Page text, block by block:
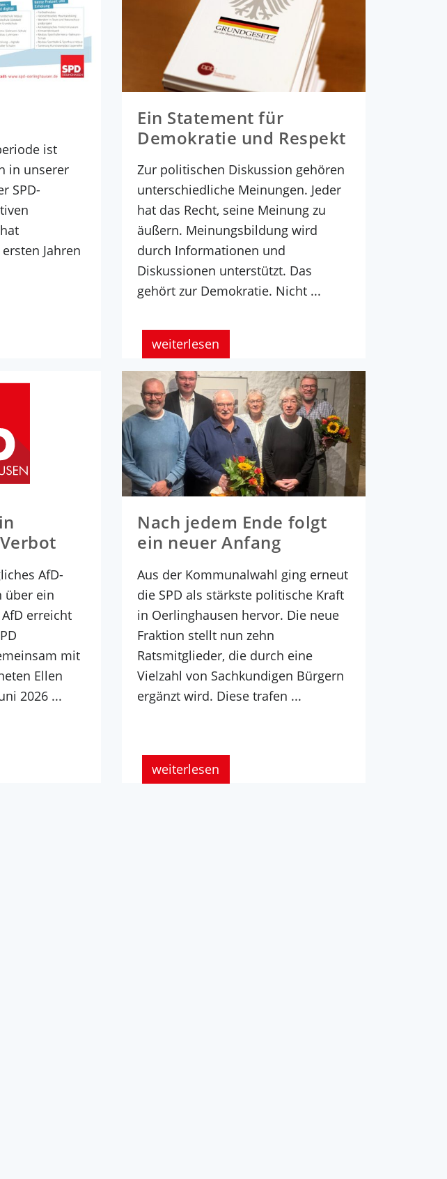
ist
in unserer
SPD-
Jahren
Ein Statement für
Demokratie und Respekt
Zur politischen Diskussion gehören
unterschiedliche Meinungen. Jeder
hat das Recht, seine Meinung zu
äußern. Meinungsbildung wird
durch Informationen und
Diskussionen unterstützt. Das
gehört zur Demokratie. Nicht ...
weiterlesen
AfD-
über ein
erreicht
mit
Ellen
2026 ...
Nach jedem Ende folgt
ein neuer Anfang
Aus der Kommunalwahl ging erneut
die SPD als stärkste politische Kraft
in Oerlinghausen hervor. Die neue
Fraktion stellt nun zehn
Ratsmitglieder, die durch eine
Vielzahl von Sachkundigen Bürgern
ergänzt wird. Diese trafen ...
weiterlesen